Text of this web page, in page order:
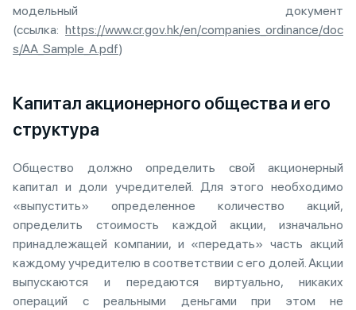
модельный документ
(ссылка: https://www.cr.gov.hk/en/companies_ordinance/doc
s/AA_Sample_A.pdf)
Капитал акционерного общества и его
структура
Общество должно определить свой акционерный
капитал и доли учредителей. Для этого необходимо
«выпустить» определенное количество акций,
определить стоимость каждой акции, изначально
принадлежащей компании, и «передать» часть акций
каждому учредителю в соответствии с его долей. Акции
выпускаются и передаются виртуально, никаких
операций с реальными деньгами при этом не